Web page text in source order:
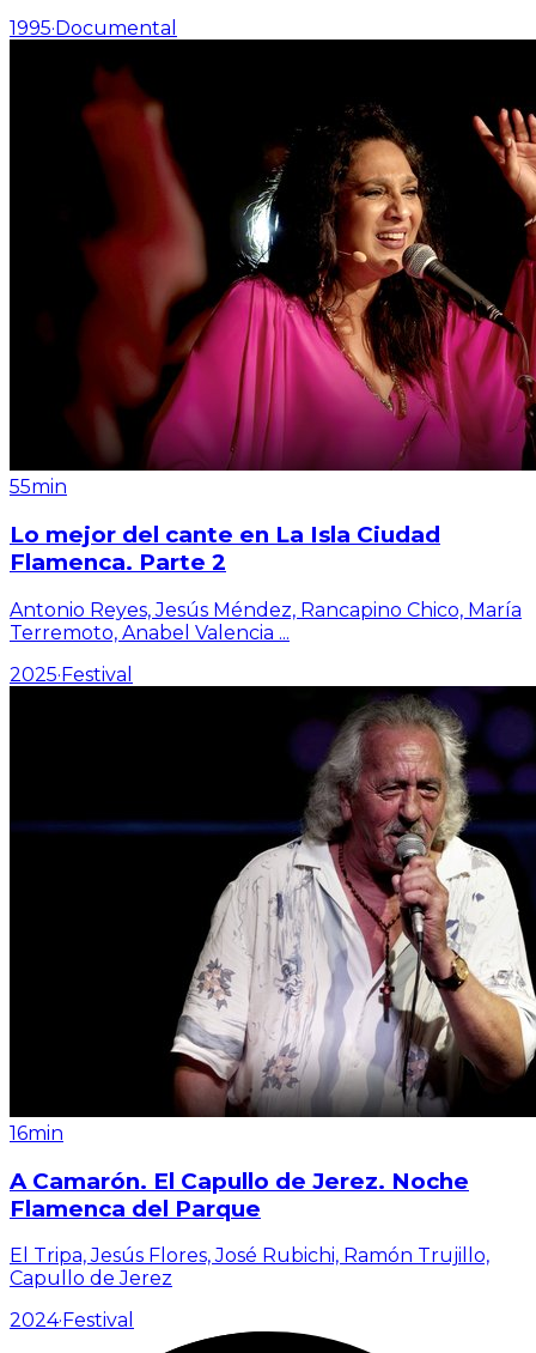
1995· Documental
55min
Lo mejor del cante en La Isla Ciudad
Flamenca. Parte 2
Antonio Reyes, Jesús Méndez, Rancapino Chico, María
Terremoto, Anabel Valencia ...
2025·Festival
16min
A Camarón. El Capullo de Jerez. Noche
Flamenca del Parque
El Tripa, Jesús Flores, José Rubichi, Ramón Trujillo,
Capullo de Jerez
2024· Festival